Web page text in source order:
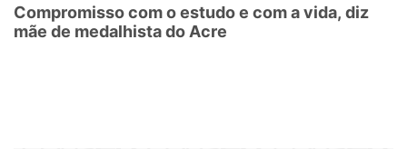
Compromisso com o estudo e com a vida, diz
mãe de medalhista do Acre